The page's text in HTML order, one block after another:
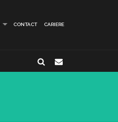
CONTACT CARIERE